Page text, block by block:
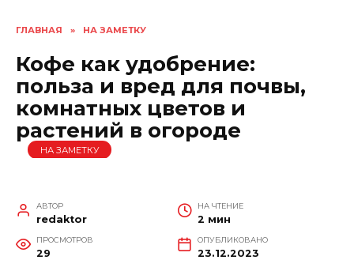
ГЛАВНАЯ » НА ЗАМЕТКУ
Кофе как удобрение:
польза и вред для почвы,
комнатных цветов и
растений в огороде
НА ЗАМЕТКУ
АВТОР
redaktor
НА ЧТЕНИЕ
2 мин
ПРОСМОТРОВ
29
ОПУБЛИКОВАНО
23.12.2023